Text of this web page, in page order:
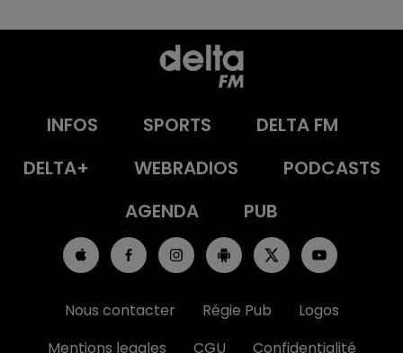
INFOS SPORTS
DELTA FM
DELTA+
WEBRADIOS
PODCASTS
AGENDA
PUB
Nous contacter Régie Pub
Logos
Mentions legales
CGU Confidentialité